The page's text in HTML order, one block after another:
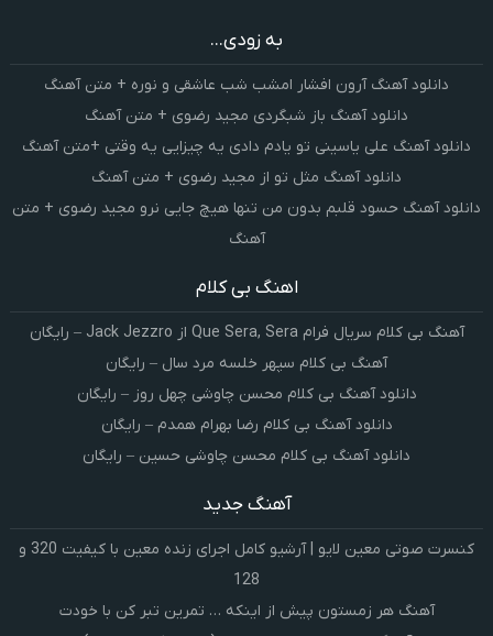
به زودی...
دانلود آهنگ آرون افشار امشب شب عاشقی و نوره + متن آهنگ
دانلود آهنگ باز شبگردی مجید رضوی + متن آهنگ
دانلود آهنگ علی یاسینی تو یادم دادی یه چیزایی یه وقتی +متن آهنگ
دانلود آهنگ مثل تو از مجید رضوی + متن آهنگ
دانلود آهنگ حسود قلبم بدون من تنها هیچ جایی نرو مجید رضوی + متن
آهنگ
اهنگ بی کلام
آهنگ بی کلام سریال فرام Que Sera, Sera از Jack Jezzro – رایگان
آهنگ بی کلام سپهر خلسه مرد سال – رایگان
دانلود آهنگ بی کلام محسن چاوشی چهل روز – رایگان
دانلود آهنگ بی کلام رضا بهرام همدم – رایگان
دانلود آهنگ بی کلام محسن چاوشی حسین – رایگان
آهنگ جدید
کنسرت صوتی معین لایو | آرشیو کامل اجرای زنده معین با کیفیت 320 و
128
آهنگ هر زمستون پیش از اینکه … تمرین تبر کن با خودت